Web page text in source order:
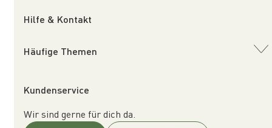
Hilfe & Kontakt
Häufige Themen
Kundenservice
Wir sind gerne für dich da.